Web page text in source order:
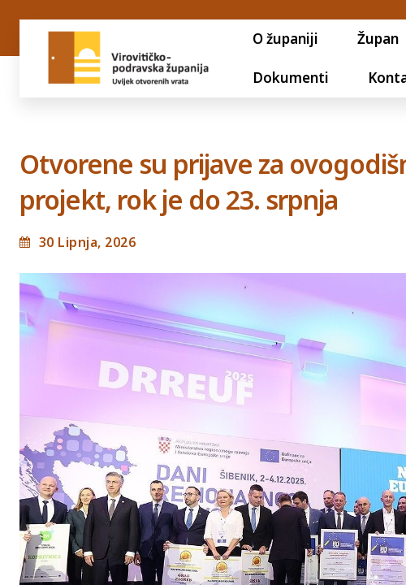
O županiji Župan
Dokumenti
Otvorene su prijave za
projekt, rok je do 23. srpnja
30 Lipnja, 2026